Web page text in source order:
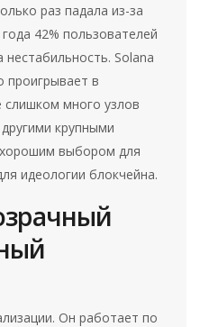
раз падала из-за
42% пользователей
Solana
проигрывает в
слишком много узлов
крупными
выбором для
идеологии блокчейна.
Он работает по